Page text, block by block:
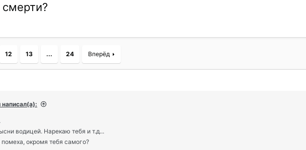
12 13 ... 24 Вперёд
водицей. Нарекаю тебя и т.д...
помеха, окромя тебя самого?